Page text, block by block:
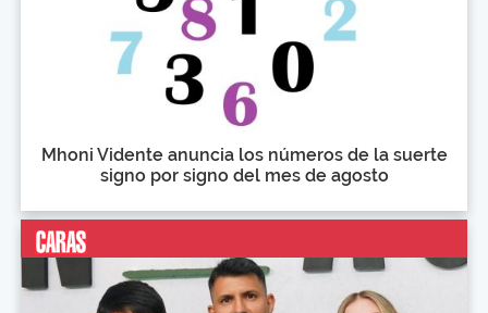
Mhoni Vidente anuncia los números de la suerte
signo por signo del mes de agosto